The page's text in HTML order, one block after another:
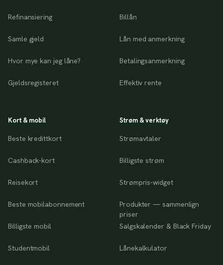
Refinansiering
Samle gjeld
Hvor mye kan jeg låne?
Gjeldsregisteret
Billån
Lån med anmerkning
Betalingsanmerkning
Effektiv rente
Kort & mobil
Beste kredittkort
Cashback-kort
Reisekort
Beste mobilabonnement
Billigste mobil
Studentmobil
Strøm & verktøy
Strømavtaler
Billigste strøm
Strømpris-widget
Produkter — sammenlign
priser
Salgskalender & Black Friday
Lånekalkulator